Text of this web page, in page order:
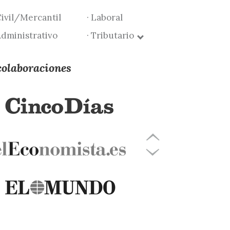
Mercantil
· Laboral
· Tributario